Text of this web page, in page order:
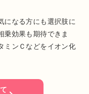
になる方にも選択肢に
乗効果も期待できま
ミンＣなどをイオン化